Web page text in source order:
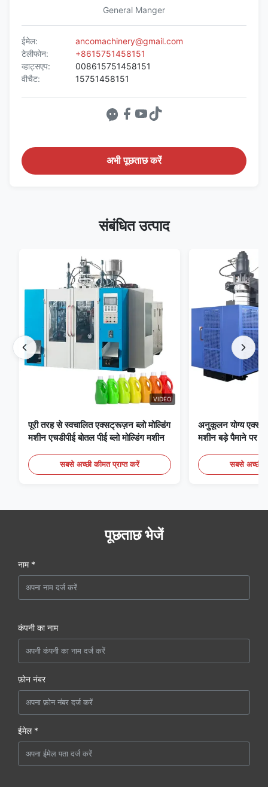
General Manger
ईमेल:
ancomachinery@gmail.com
टेलीफोन:
+8615751458151
व्हाट्सएप:
008615751458151
वीचैट:
15751458151
अभी पूछताछ करें
संबंधित उत्पाद
VIDEO
पूरी तरह से स्वचालित एक्सट्रूज़न ब्लो मोल्डिंग
मशीन एचडीपीई बोतल पीई ब्लो मोल्डिंग मशीन
सबसे अच्छी कीमत प्राप्त करें
अनुकूलन योग्य
मशीन बड़े पैमाने पर
सबसे अच्छी
पूछताछ भेजें
नाम *
कंपनी का नाम
फ़ोन नंबर
ईमेल *